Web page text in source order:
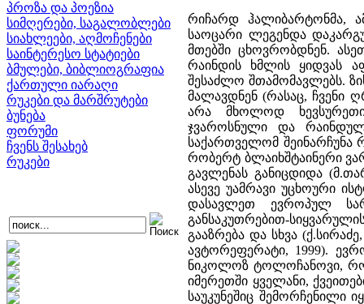
პროზა და პოეზია
სიმღერები, საგალობლები
სიახლეები, აღმოჩენები
საინტერესო სტატიები
ბმულები, ბიბლიოგრაფია
ქართული იარაღი
რუკები და მარშრუტები
ბუნება
ფორუმი
ჩვენს შესახებ
რუკები
რიჩარდ ჰალიბარტონმა,
საოცარი ლეგენდა
მთებში ცხოვრობდნენ.
რაინდის ხმლის ყიდვას
შესაძლო შთამომავლებს.
მალავდნენ (რასაც, ჩვენი
არა მხოლოდ
ჯვაროსნული და
საქართველომ შეინარჩუნა
რობერტ ბლაიხშტაინერი
გავლენას განიცდიდა
ასევე უამრავი უცხოური
დასავლეთ ევროპულ
განსაკუთრებით-
გააზრება და სხვა
ავტორეფერატი, 1999).
ნიკოლოზ ტოლოჩანოვი,
იმერეთში ყველანი,
საუკუნეშიც შემორჩენილი